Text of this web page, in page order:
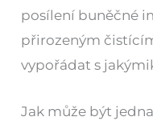
posílení buněčné
přirozeným
vypořádat s
Jak může být